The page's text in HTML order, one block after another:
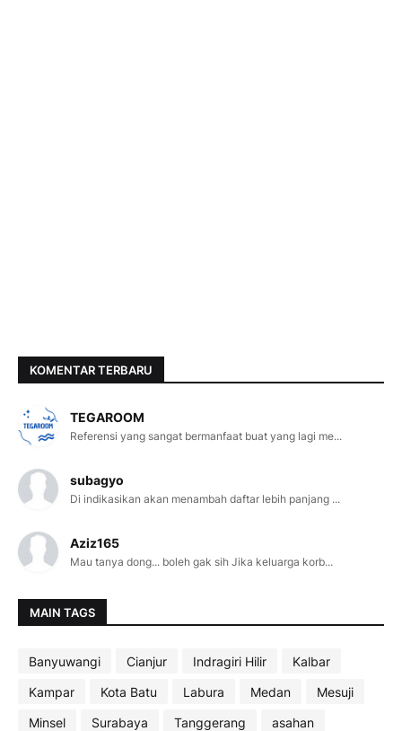
KOMENTAR TERBARU
TEGAROOM
Referensi yang sangat bermanfaat buat yang lagi me...
subagyo
Di indikasikan akan menambah daftar lebih panjang ...
Aziz165
Mau tanya dong... boleh gak sih Jika keluarga korb...
MAIN TAGS
Banyuwangi Cianjur Indragiri Hilir
Kalbar
Kampar
Kota Batu Labura Medan
Mesuji
Minsel
Surabaya Tanggerang
asahan